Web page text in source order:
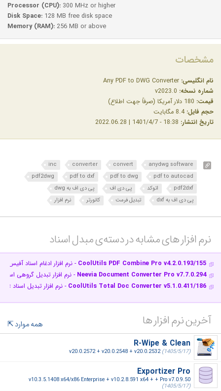
Processor (CPU): 300 MHz or higher
Disk Space: 128 MB free disk space
Memory (RAM): 256 MB or above
مشخصات
نام انگلیسی:
شماره نسخه:
قیمت:
حجم فایل: 8.4 مگابایت
تاریخ انتشار:
anydwg software
convert
converter
inc
pdf to autocad
pdf to dwg
pdf to dxf
pdf2dwg
pdf2dxf
اتوکد پی دی اف
پی دی اف به dwg
پی دی اف به dxf
تبدیل فرمت کانورتر نرم افزار
نرم افزار های مشابه در دسته‌ی‌ مبدل اسناد‎
CoolUtils PDF Combine Pro v4.2.0.193/155 - نرم افزار ادغام اسناد
Neevia Document Converter Pro v7.7.0.294 - نرم افزار تبدیل گروهی
CoolUtils Total Doc Converter v5.1.0.411/186 - نرم افزار تبدیل اسناد Doc یا RTF به پی دی اف و فرمت های
آخرین نرم افزار ها
همه موارد
R-Wipe & Clean
v20.0.2572 + v20.0.2548 + v20.0.2532(1405/5/17)
Exportizer Pro
v10.3.5.1408 x64/x86 Enterprise + v10.2.8.591 x64 + + Pro v7.0.9.50
(1405/5/17)